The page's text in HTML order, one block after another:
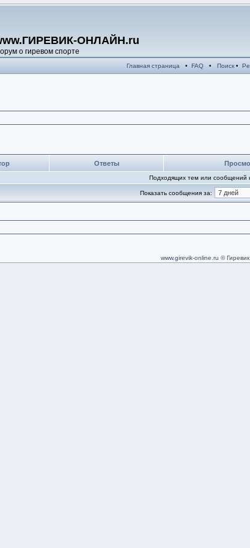
ОНЛАЙН.ru
о гиревом спорте
Главная страница • FAQ• Поиск•
Ответы
Подходящих тем или сообщений
Показать сообщения за:
www.girevik-online.ru ©